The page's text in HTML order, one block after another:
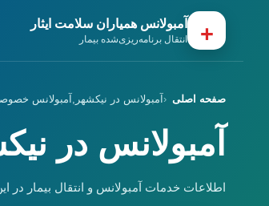
+ آمبولانس همیاران سلامت ایثار
انتقال برنامه‌ریزی‌شده بیمار
صفحه اصلی آمبولانس در نیکشهر,آمبولانس
آمبولانس در
اطلاعات خدمات آمبولانس و انتقال بیمار در